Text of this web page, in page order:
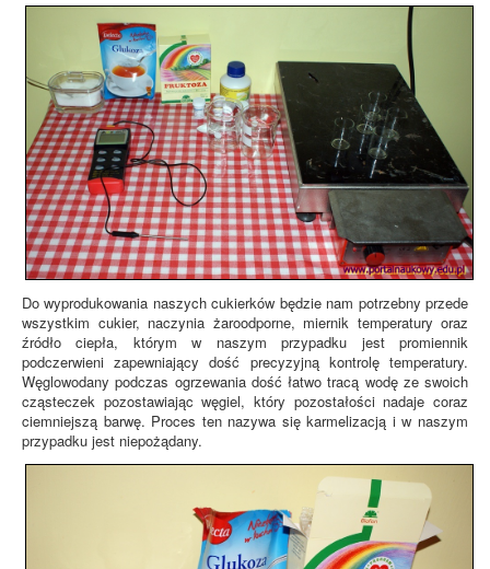
Do wyprodukowania naszych cukierków będzie nam potrzebny przede
wszystkim cukier, naczynia żaroodporne, miernik temperatury oraz
źródło ciepła, którym w naszym przypadku jest promiennik
podczerwieni zapewniający dość precyzyjną kontrolę temperatury.
Węglowodany podczas ogrzewania dość łatwo tracą wodę ze swoich
cząsteczek pozostawiając węgiel, który pozostałości nadaje coraz
ciemniejszą barwę. Proces ten nazywa się karmelizacją i w naszym
przypadku jest niepożądany.